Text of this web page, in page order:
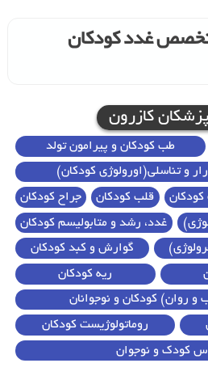
غدد کودکان
کازرون
طب کودکان و پیرامون تولد
و تناسلی(اورولوژی کودکان)
قلب کودکان
جراح کودکان
غدد، رشد و متابولیسم کودکان
گوارش و کبد کودکان
ریه کودکان
و روان) کودکان و نوجوانان
روماتولوژیست کودکان
کودک و نوجوان